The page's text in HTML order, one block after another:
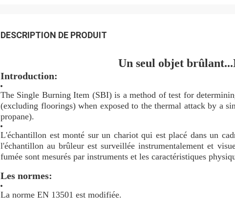
DESCRIPTION DE PRODUIT
Un seul objet brûlant...
Introduction:
The Single Burning Item (SBI) is a method of test for
(excluding floorings) when exposed to the thermal attack by a
propane).
L'échantillon est monté sur un chariot qui est placé dans un
l'échantillon au brûleur est surveillée instrumentalement et
fumée sont mesurés par instruments et les caractéristiques
Les normes:
La norme EN 13501 est modifiée.